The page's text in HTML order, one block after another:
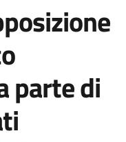
parte di